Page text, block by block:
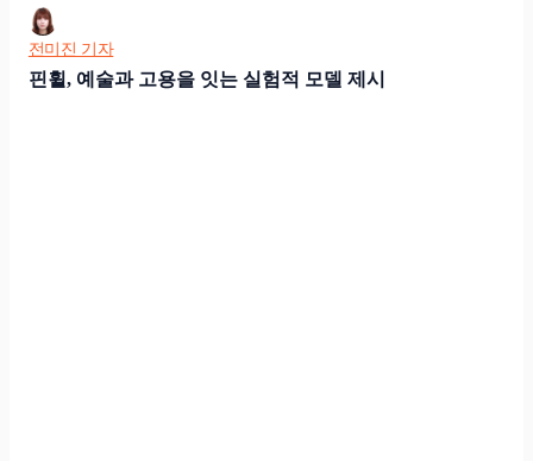
전미진 기자
핀휠, 예술과 고용을 잇는 실험적 모델 제시